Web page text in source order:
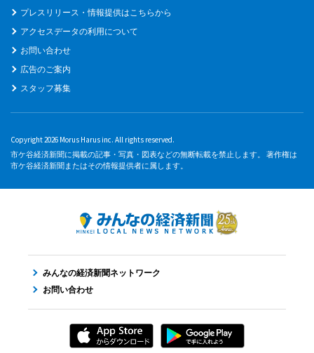
プレスリリース・情報提供はこちらから
アクセスデータの利用について
お問い合わせ
広告のご案内
スタッフ募集
Copyright 2026 Morus Harus inc. All rights reserved.
市ケ谷経済新聞に掲載の記事・写真・図表などの無断転載を禁止します。 著作権は
市ケ谷経済新聞またはその情報提供者に属します。
みんなの経済新聞ネットワーク
お問い合わせ